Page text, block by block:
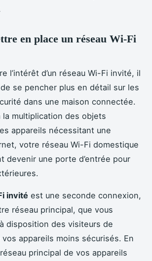
en place un réseau Wi-Fi
l’intérêt d’un réseau Wi-Fi invité, il
se pencher plus en détail sur les
dans une maison connectée.
multiplication des objets
appareils nécessitant une
votre réseau Wi-Fi domestique
devenir une porte d’entrée pour
invité est une seconde connexion,
réseau principal, que vous
disposition des visiteurs de
appareils moins sécurisés. En
principal de vos appareils